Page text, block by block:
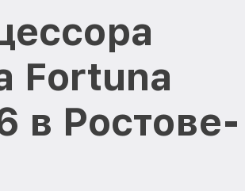
Fortuna
в Ростове-